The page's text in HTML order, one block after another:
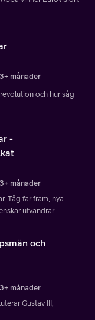
månader
och hur såg
-
månader
Tåg far fram, nya
utvandrar.
och
månader
Gustav III,